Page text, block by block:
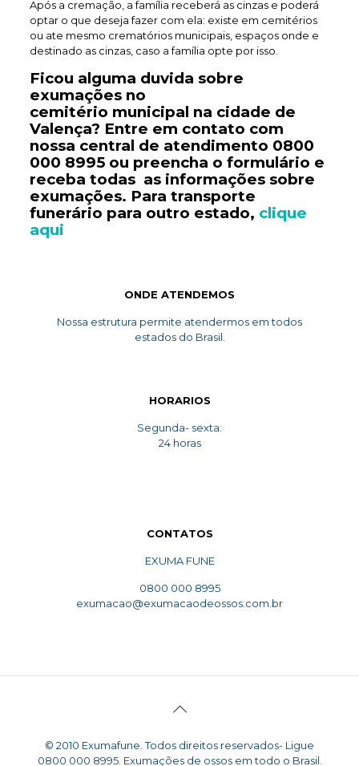
Após a cremação, a família receberá as cinzas e poderá
optar o que deseja fazer com ela: existe em cemitérios
ou ate mesmo crematórios municipais, espaços onde e
destinado as cinzas, caso a família opte por isso.
Ficou alguma duvida sobre
exumações no
cemitério municipal na cidade de
Valença? Entre em contato com
nossa central de atendimento 0800
000 8995ou preencha o formulário e
receba todas as informações sobre
exumações. Para transporte
funerário para outro estado, clique
aqui
ONDE ATENDEMOS
Nossa estrutura permite atendermos em todos
estados do Brasil.
HORARIOS
Segunda- sexta:
24 horas
CONTATOS
EXUMA FUNE
0800 000 8995
exumacao@exumacaodeossos.com.br
© 2010 Exumafune. Todos direitos reservados- Ligue
0800 000 8995. Exumações de ossos em todo o Brasil.